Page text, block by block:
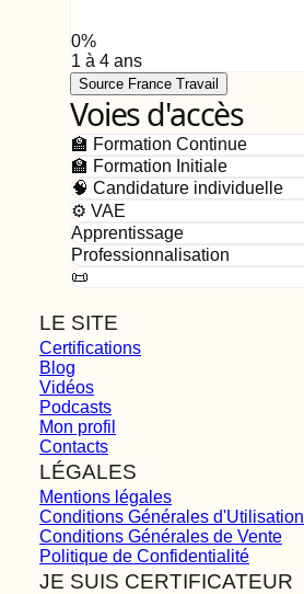
0%
1 à 4 ans
Source France Travail
Voies d'accès
🏫 Formation Continue
🏫 Formation Initiale
🧠 Candidature individuelle
⚙️ VAE
Apprentissage
Professionnalisation
📜
LE SITE
Certifications
Blog
Vidéos
Podcasts
Mon profil
Contacts
LÉGALES
Mentions légales
Conditions Générales d'Utilisation
Conditions Générales de Vente
Politique de Confidentialité
JE SUIS CERTIFICATEUR